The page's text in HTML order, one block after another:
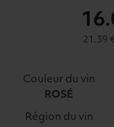
16
21.39
Couleur du vin
ROSÉ
Région du vin